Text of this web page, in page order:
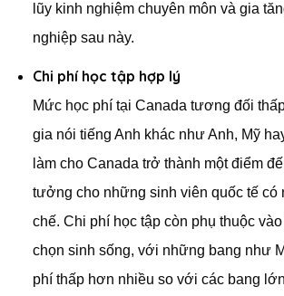
lũy kinh nghiệm chuyên môn và gia
nghiệp sau này.
Chi phí học tập hợp lý
Mức học phí tại Canada tương đối
gia nói tiếng Anh khác như Anh, Mỹ
làm cho Canada trở thành một điểm
tưởng cho những sinh viên quốc tế có
chế. Chi phí học tập còn phụ thuộc
chọn sinh sống, với những bang như
phí thấp hơn nhiều so với các bang